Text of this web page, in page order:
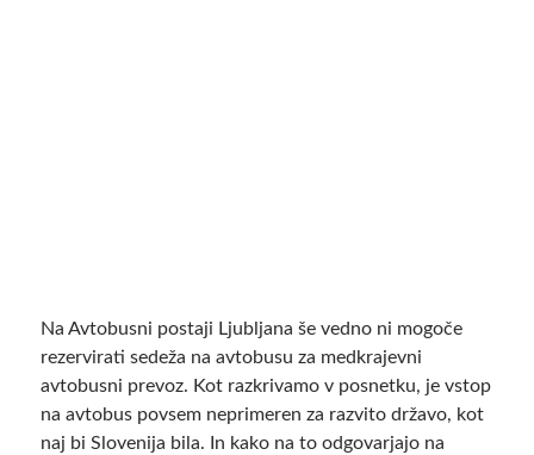
Na Avtobusni postaji Ljubljana še vedno ni mogoče
rezervirati sedeža na avtobusu za medkrajevni
avtobusni prevoz. Kot razkrivamo v posnetku, je vstop
na avtobus povsem neprimeren za razvito državo, kot
naj bi Slovenija bila. In kako na to odgovarjajo na